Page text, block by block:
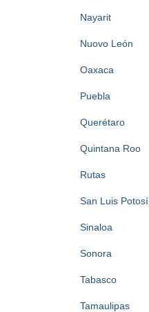
Nayarit
Nuovo León
Oaxaca
Puebla
Querétaro
Quintana Roo
Rutas
San Luis Potosí
Sinaloa
Sonora
Tabasco
Tamaulipas